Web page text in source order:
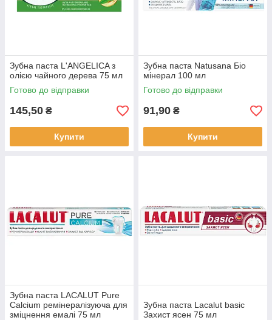
Зубна паста L'ANGELICA з
олією чайного дерева 75 мл
Готово до відправки
145,50 ₴
Купити
Зубна паста Natusana Біо
мінерал 100 мл
Готово до відправки
91,90 ₴
Купити
Зубна паста LACALUT Pure
Calcium ремінералізуюча для
зміцнення емалі 75 мл
Зубна паста Lacalut basic
Захист ясен 75 мл